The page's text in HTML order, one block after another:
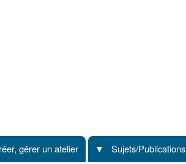
gérer un atelier Sujets/Publications